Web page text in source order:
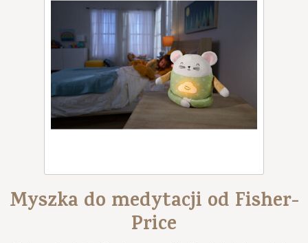
Myszka do medytacji od Fisher-
Price